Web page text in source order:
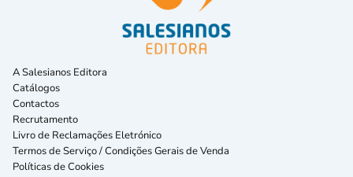
A Salesianos Editora
Catálogos
Contactos
Recrutamento
Livro de Reclamações Eletrónico
Termos de Serviço / Condições Gerais de Venda
Políticas de Cookies